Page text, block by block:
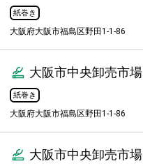
紙巻き
大阪府大阪市福島区野田1-1-86
大阪市中央卸売市場
紙巻き
大阪府大阪市福島区野田1-1-86
大阪市中央卸売市場